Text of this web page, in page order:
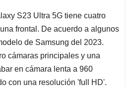
S23 Ultra 5G tiene cuatro
frontal. De acuerdo a algunos
de Samsung del 2023.
cámaras principales y una
en cámara lenta a 960
con una resolución 'full HD'.